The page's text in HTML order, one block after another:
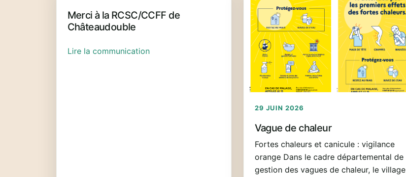
Merci à la RCSC/CCFF de
Châteaudouble
Lire la communication
29 JUIN 2026
Vague de chaleur
Fortes chaleurs et canicule : vigilance
orange Dans le cadre départemental de
gestion des vagues de chaleur, le village